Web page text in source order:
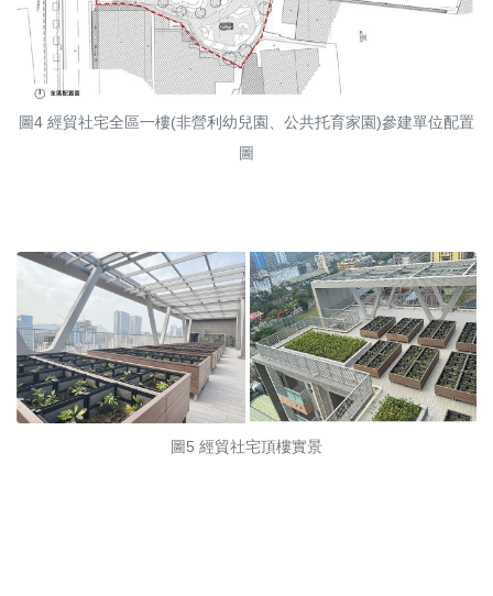
圖4 經貿社宅全區一樓(非營利幼兒園、公共托育家園)參建單位配置
圖
圖5 經貿社宅頂樓實景